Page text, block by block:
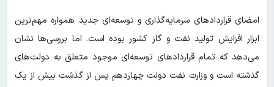
امضای قراردادهای سرمایه‌گذاری و توسعه‌ای جدید همواره مهم‌ترین
ابزار افزایش تولید نفت و گاز کشور بوده است. اما بررسی‌ها نشان
می‌دهد که تمام قراردادهای توسعه‌ای موجود متعلق به دولت‌های
گذشته است و وزارت نفت دولت چهاردهم پس از گذشت بیش از یک